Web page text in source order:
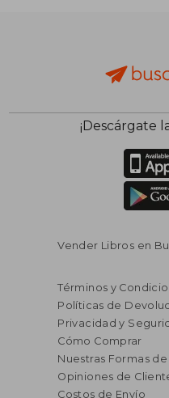
$
¡Descárgate
Vender Libros en
Términos y
Políticas de
Privacidad y
Cómo Comprar
Nuestras Formas
Opiniones de
Costos de Envío